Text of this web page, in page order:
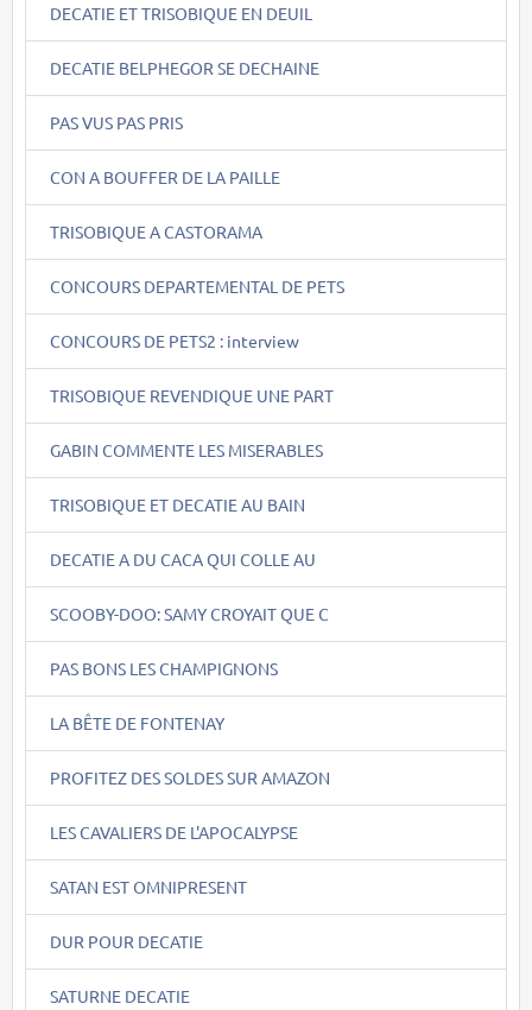
DECATIE ET TRISOBIQUE EN DEUIL
DECATIE BELPHEGOR SE DECHAINE
PAS VUS PAS PRIS
CON A BOUFFER DE LA PAILLE
TRISOBIQUE A CASTORAMA
CONCOURS DEPARTEMENTAL DE PETS
CONCOURS DE PETS2 : interview
TRISOBIQUE REVENDIQUE UNE PART
GABIN COMMENTE LES MISERABLES
TRISOBIQUE ET DECATIE AU BAIN
DECATIE A DU CACA QUI COLLE AU
SCOOBY-DOO: SAMY CROYAIT QUE C
PAS BONS LES CHAMPIGNONS
LA BÊTE DE FONTENAY
PROFITEZ DES SOLDES SUR AMAZON
LES CAVALIERS DE L'APOCALYPSE
SATAN EST OMNIPRESENT
DUR POUR DECATIE
SATURNE DECATIE